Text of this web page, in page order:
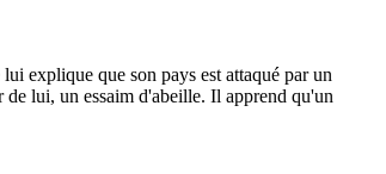
explique que son pays est attaqué par un
lui, un essaim d'abeille. Il apprend qu'un